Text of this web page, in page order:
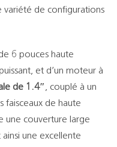
variété de configurations
6 pouces haute
et d’un moteur à
de 1.4″, couplé à un
faisceaux de haute
une couverture large
une excellente